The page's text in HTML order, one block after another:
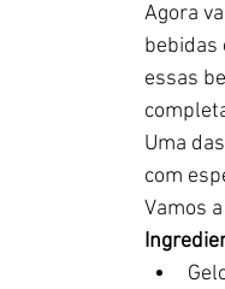
Agora
bebidas
essas
Uma
com
Vamos